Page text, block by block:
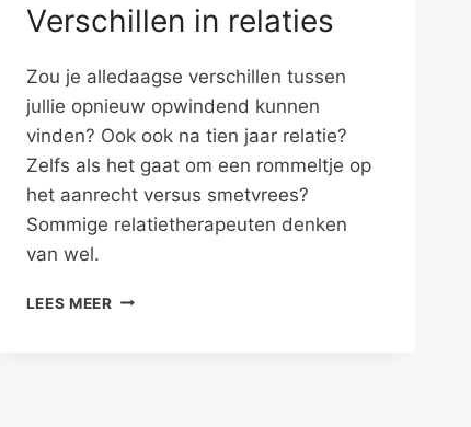
Verschillen in relaties
Zou je alledaagse verschillen tussen
jullie opnieuw opwindend kunnen
vinden? Ook ook na tien jaar relatie?
Zelfs als het gaat om een rommeltje op
het aanrecht versus smetvrees?
Sommige relatietherapeuten denken
van wel.
LEES MEERVERSCHILLEN